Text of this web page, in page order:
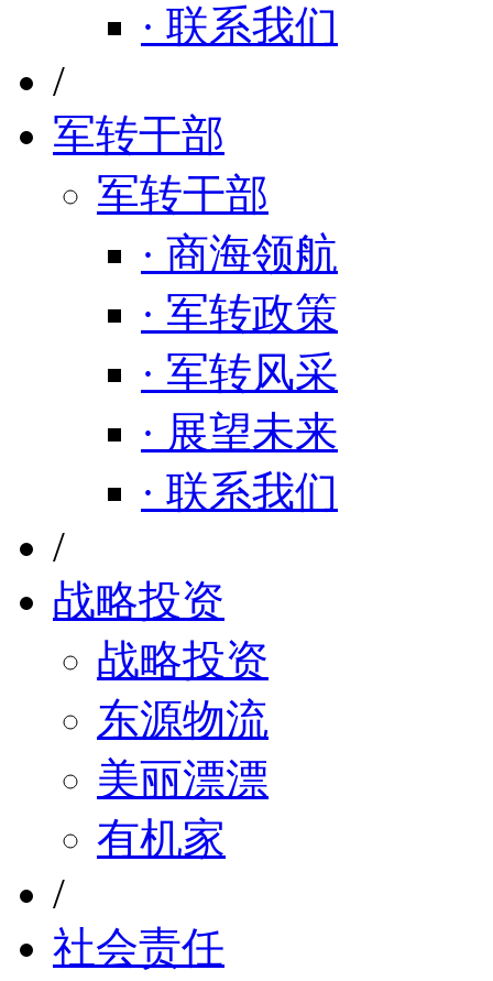
· 联系我们
/
军转干部
军转干部
· 商海领航
· 军转政策
· 军转风采
· 展望未来
· 联系我们
/
战略投资
战略投资
东源物流
美丽漂漂
有机家
/
社会责任